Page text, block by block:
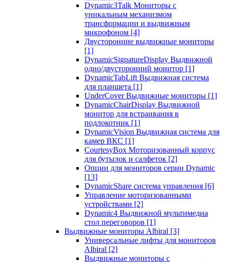
Dynamic3Talk Мониторы с
уникальным механизмом
трансформации и выдвижным
микрофоном [4]
Двусторонние выдвижные мониторы
[1]
DynamicSignatureDisplay Выдвижной
одно/двусторонний монитор [1]
DynamicTabLift Выдвижная система
для планшета [1]
UnderCover Выдвижные мониторы [1]
DynamicChairDisplay Выдвижной
монитор для встраивания в
подлокотник [1]
DynamicVision Выдвижная система для
камер ВКС [1]
CourtesyBox Моторизованный корпус
для бутылок и салфеток [2]
Опции для мониторов серии Dynamic
[13]
DynamicShare система управления [6]
Управление моторизованными
устройствами [2]
Dynamic4 Выдвижной мультимедиа
стол переговоров [1]
Выдвижные мониторы Albiral [3]
Универсальные лифты для мониторов
Albiral [2]
Выдвижные мониторы с